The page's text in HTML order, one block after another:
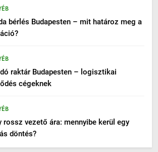
bérlés Budapesten – mit határoz meg a
raktár Budapesten – logisztikai
cégeknek
rossz vezető ára: mennyibe kerül egy
döntés?